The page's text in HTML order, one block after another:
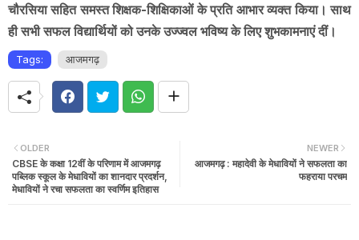
चौरसिया सहित समस्त शिक्षक-शिक्षिकाओं के प्रति आभार व्यक्त किया। साथ
ही सभी सफल विद्यार्थियों को उनके उज्ज्वल भविष्य के लिए शुभकामनाएं दीं।
Tags: आजमगढ़
NEWER
आजमगढ़ : महादेवी के मेधावियों ने सफलता का
फहराया परचम
OLDER
CBSE के कक्षा 12वीं के परिणाम में आजमगढ़
पब्लिक स्कूल के मेधावियों का शानदार प्रदर्शन,
मेधावियों ने रचा सफलता का स्वर्णिम इतिहास